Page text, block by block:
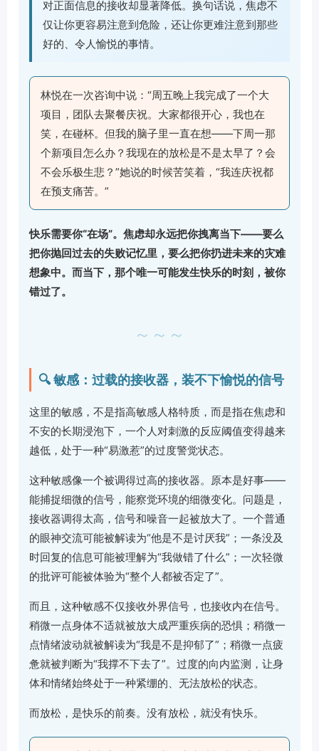
对正面信息的接收却显著降低。换句话说，焦虑不
仅让你更容易注意到危险，还让你更难注意到那些
好的、令人愉悦的事情。
林悦在一次咨询中说：“周五晚上我完成了一个大
项目，团队去聚餐庆祝。大家都很开心，我也在
笑，在碰杯。但我的脑子里一直在想——下周一那
个新项目怎么办？我现在的放松是不是太早了？会
不会乐极生悲？”她说的时候苦笑着，“我连庆祝都
在预支痛苦。”
快乐需要你“在场”。焦虑却永远把你拽离当下——要么
把你抛回过去的失败记忆里，要么把你扔进未来的灾难
想象中。而当下，那个唯一可能发生快乐的时刻，被你
错过了。
～～～
🔍 敏感：过载的接收器，装不下愉悦的信号
这里的敏感，不是指高敏感人格特质，而是指在焦虑和
不安的长期浸泡下，一个人对刺激的反应阈值变得越来
越低，处于一种“易激惹”的过度警觉状态。
这种敏感像一个被调得过高的接收器。原本是好事——
能捕捉细微的信号，能察觉环境的细微变化。问题是，
接收器调得太高，信号和噪音一起被放大了。一个普通
的眼神交流可能被解读为“他是不是讨厌我”；一条没及
时回复的信息可能被理解为“我做错了什么”；一次轻微
的批评可能被体验为“整个人都被否定了”。
而且，这种敏感不仅接收外界信号，也接收内在信号。
稍微一点身体不适就被放大成严重疾病的恐惧；稍微一
点情绪波动就被解读为“我是不是抑郁了”；稍微一点疲
惫就被判断为“我撑不下去了”。过度的向内监测，让身
体和情绪始终处于一种紧绷的、无法放松的状态。
而放松，是快乐的前奏。没有放松，就没有快乐。